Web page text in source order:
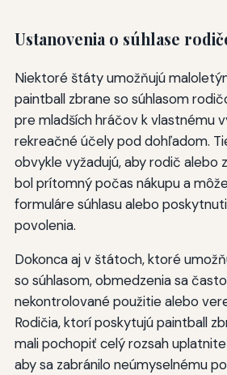
Ustanovenia o súhlase
Niektoré štáty umožňujú
paintball zbrane so súhlasom
pre mladších hráčov k vlastnému
rekreačné účely pod dohľadom.
obvykle vyžadujú, aby rodič alebo
bol prítomný počas nákupu a
formuláre súhlasu alebo
povolenia.
Dokonca aj v štátoch, ktoré
so súhlasom, obmedzenia sa
nekontrolované použitie alebo
Rodičia, ktorí poskytujú paintball
mali pochopiť celý rozsah
aby sa zabránilo neúmyselnému